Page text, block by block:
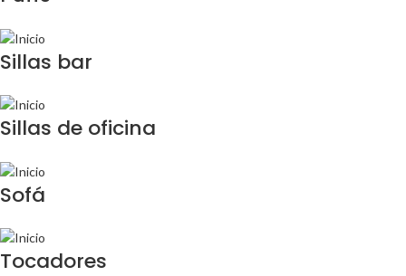
Sillas bar
Sillas de oficina
Sofá
Tocadores